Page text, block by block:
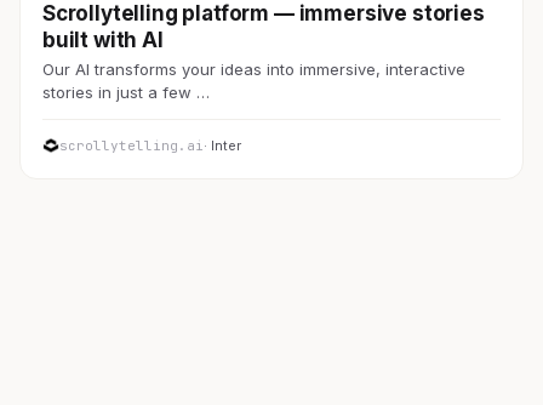
Scrollytelling platform — immersive stories
built with AI
Our AI transforms your ideas into immersive, interactive
stories in just a few …
scrollytelling.ai· Inter